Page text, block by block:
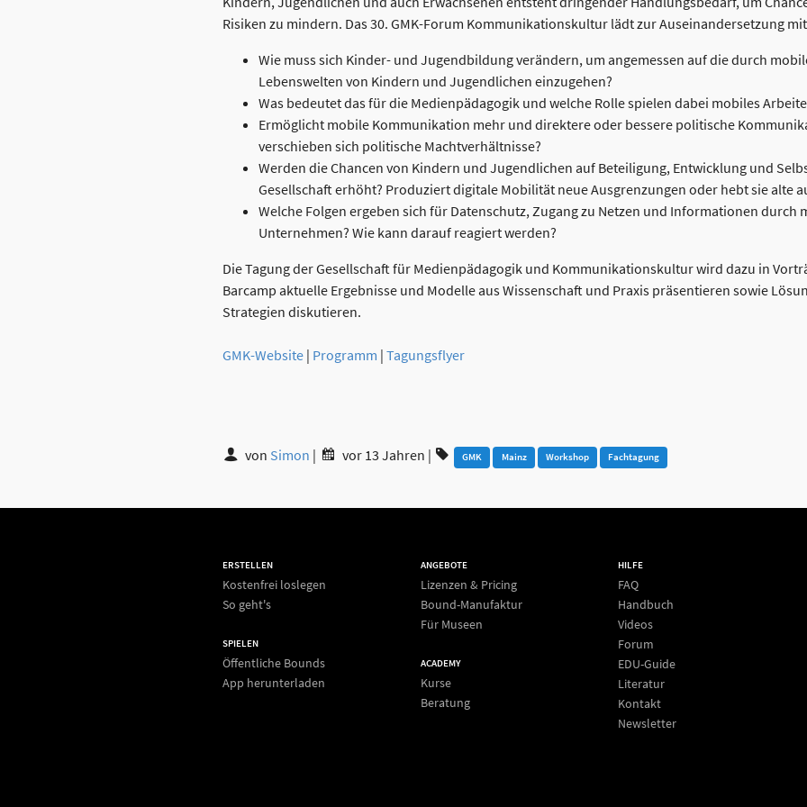
Risiken zu mindern. Das 30. GMK-Forum Kommunikationskultur lädt zur Auseinandersetzung
Wie muss sich Kinder- und Jugendbildung verändern, um angemessen auf die durch
Lebenswelten von Kindern und Jugendlichen einzugehen?
Was bedeutet das für die Medienpädagogik und welche Rolle spielen dabei mobiles
Ermöglicht mobile Kommunikation mehr und direktere oder bessere politische
verschieben sich politische Machtverhältnisse?
Werden die Chancen von Kindern und Jugendlichen auf Beteiligung, Entwicklung und
Gesellschaft erhöht? Produziert digitale Mobilität neue Ausgrenzungen oder hebt sie alte
Welche Folgen ergeben sich für Datenschutz, Zugang zu Netzen und Informationen durch
Unternehmen? Wie kann darauf reagiert werden?
Die Tagung der Gesellschaft für Medienpädagogik und Kommunikationskultur wird dazu in
Barcamp aktuelle Ergebnisse und Modelle aus Wissenschaft und Praxis präsentieren sowie
Strategien diskutieren.
GMK-Website | Programm | Tagungsflyer
von Simon | vor 13 Jahren | GMK Mainz Workshop Fachtagung
ERSTELLEN
Kostenfrei loslegen
So geht's
SPIELEN
Öffentliche Bounds
App herunterladen
ANGEBOTE
Lizenzen & Pricing
Bound-Manufaktur
Für Museen
ACADEMY
Kurse
Beratung
HILFE
FAQ
Handbuch
Videos
Forum
EDU-Guide
Literatur
Kontakt
Newsletter